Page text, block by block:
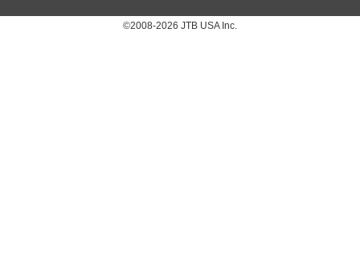
©2008-2026 JTB USA Inc.